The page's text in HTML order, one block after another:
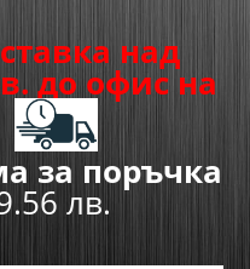
над
до офис на
за поръчка
лв.